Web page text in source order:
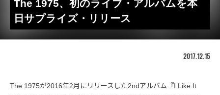
The 1975、初のライブ・アルバムを本
日サプライズ・リリース
2017.12.15
The 1975が2016年2月にリリースした2ndアルバム『I Like It